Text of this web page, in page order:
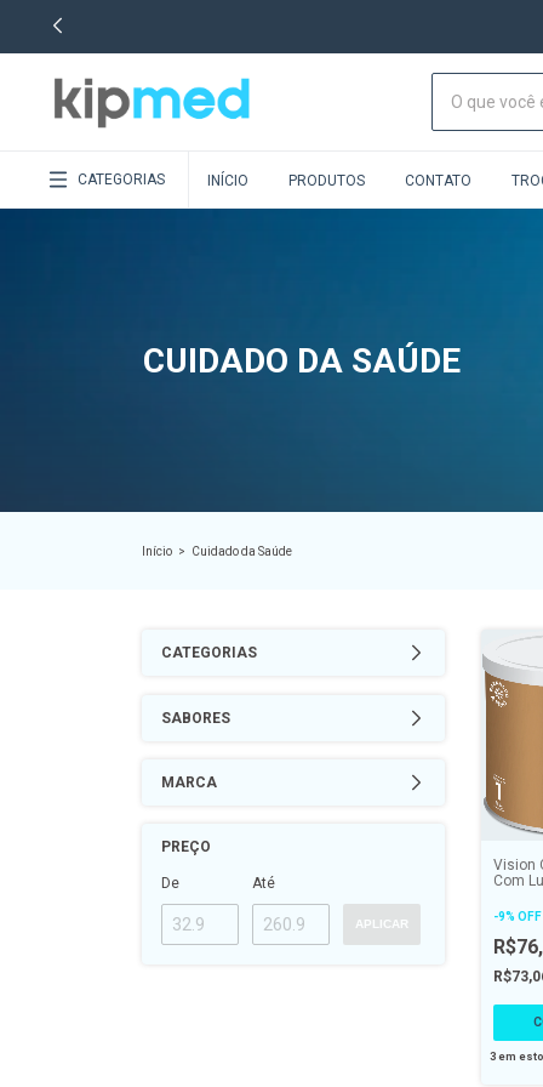
CATEGORIAS INÍCIO PRODUTOS CONTATO
CUIDADO DA SAÚDE
Início > Cuidado da Saúde
CATEGORIAS
SABORES
MARCA
PREÇO
De Até
APLICAR
Vision
Com
A E -
-9% OFF
3em